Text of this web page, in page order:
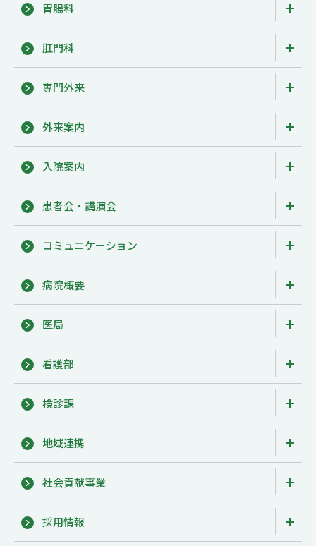
胃腸科
肛門科
専門外来
外来案内
入院案内
患者会・講演会
コミュニケーション
病院概要
医局
看護部
検診課
地域連携
社会貢献事業
採用情報